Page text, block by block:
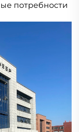
потребности